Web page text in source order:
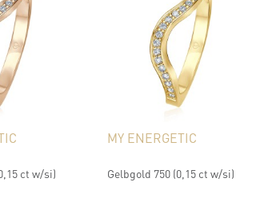
ct w/si)
MY ENERGETIC
Gelbgold 750 (0,15 ct w/si)